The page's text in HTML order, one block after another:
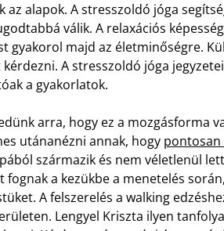
alapok. A stresszoldó jóga
válik. A relaxációs
gyakorol majd az életminőségre.
A stresszoldó jóga
a gyakorlatok.
arra, hogy ez a mozgásforma
utánanézni annak, hogy
származik és nem véletlenül
a kezükbe a menetelés
A felszerelés a walking
Lengyel Kriszta ilyen